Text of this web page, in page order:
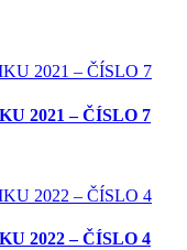
2021 – ČÍSLO 7
2022 – ČÍSLO 4